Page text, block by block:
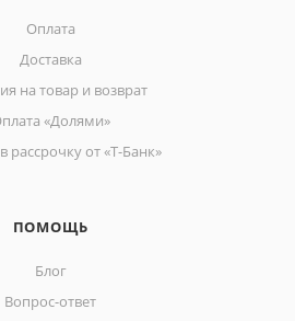
Оплата
Доставка
на товар и возврат
«Долями»
рассрочку от «Т-Банк»
ПОМОЩЬ
Блог
Вопрос-ответ